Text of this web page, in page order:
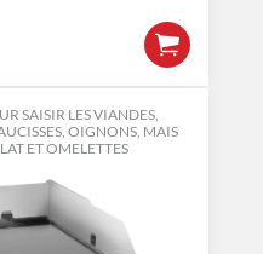
SAISIR LES VIANDES,
OIGNONS, MAIS
ET OMELETTES